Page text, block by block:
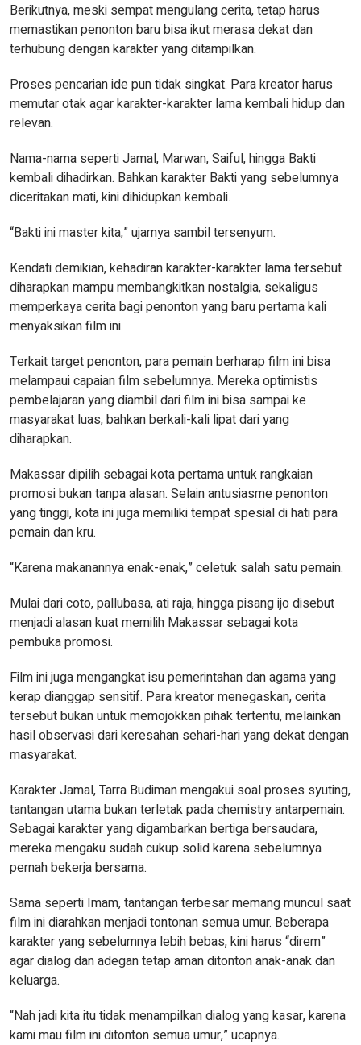
Berikutnya, meski sempat mengulang cerita, tetap harus
memastikan penonton baru bisa ikut merasa dekat dan
terhubung dengan karakter yang ditampilkan.
Proses pencarian ide pun tidak singkat. Para kreator harus
memutar otak agar karakter-karakter lama kembali hidup dan
relevan.
Nama-nama seperti Jamal, Marwan, Saiful, hingga Bakti
kembali dihadirkan. Bahkan karakter Bakti yang sebelumnya
diceritakan mati, kini dihidupkan kembali.
“Bakti ini master kita,” ujarnya sambil tersenyum.
Kendati demikian, kehadiran karakter-karakter lama tersebut
diharapkan mampu membangkitkan nostalgia, sekaligus
memperkaya cerita bagi penonton yang baru pertama kali
menyaksikan film ini.
Terkait target penonton, para pemain berharap film ini bisa
melampaui capaian film sebelumnya. Mereka optimistis
pembelajaran yang diambil dari film ini bisa sampai ke
masyarakat luas, bahkan berkali-kali lipat dari yang
diharapkan.
Makassar dipilih sebagai kota pertama untuk rangkaian
promosi bukan tanpa alasan. Selain antusiasme penonton
yang tinggi, kota ini juga memiliki tempat spesial di hati para
pemain dan kru.
“Karena makanannya enak-enak,” celetuk salah satu pemain.
Mulai dari coto, pallubasa, ati raja, hingga pisang ijo disebut
menjadi alasan kuat memilih Makassar sebagai kota
pembuka promosi.
Film ini juga mengangkat isu pemerintahan dan agama yang
kerap dianggap sensitif. Para kreator menegaskan, cerita
tersebut bukan untuk memojokkan pihak tertentu, melainkan
hasil observasi dari keresahan sehari-hari yang dekat dengan
masyarakat.
Karakter Jamal, Tarra Budiman mengakui soal proses syuting,
tantangan utama bukan terletak pada chemistry antarpemain.
Sebagai karakter yang digambarkan bertiga bersaudara,
mereka mengaku sudah cukup solid karena sebelumnya
pernah bekerja bersama.
Sama seperti Imam, tantangan terbesar memang muncul saat
film ini diarahkan menjadi tontonan semua umur. Beberapa
karakter yang sebelumnya lebih bebas, kini harus “direm”
agar dialog dan adegan tetap aman ditonton anak-anak dan
keluarga.
“Nah jadi kita itu tidak menampilkan dialog yang kasar, karena
kami mau film ini ditonton semua umur,” ucapnya.